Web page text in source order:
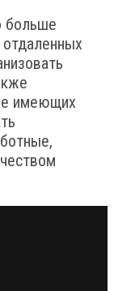
больше
имеющих